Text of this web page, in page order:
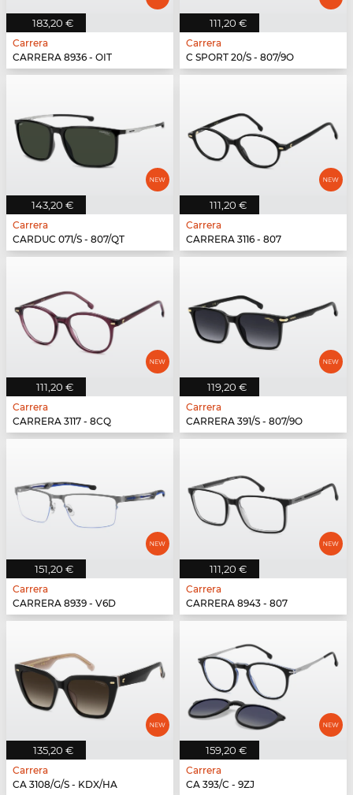
183,20 €
Carrera
CARRERA 8936 - OIT
111,20 €
Carrera
C SPORT 20/S - 807/9O
143,20 €
Carrera
CARDUC 071/S - 807/QT
111,20 €
Carrera
CARRERA 3116 - 807
111,20 €
Carrera
CARRERA 3117 - 8CQ
119,20 €
Carrera
CARRERA 391/S - 807/9O
151,20 €
Carrera
CARRERA 8939 - V6D
111,20 €
Carrera
CARRERA 8943 - 807
135,20 €
Carrera
CA 3108/G/S - KDX/HA
159,20 €
Carrera
CA 393/C - 9ZJ